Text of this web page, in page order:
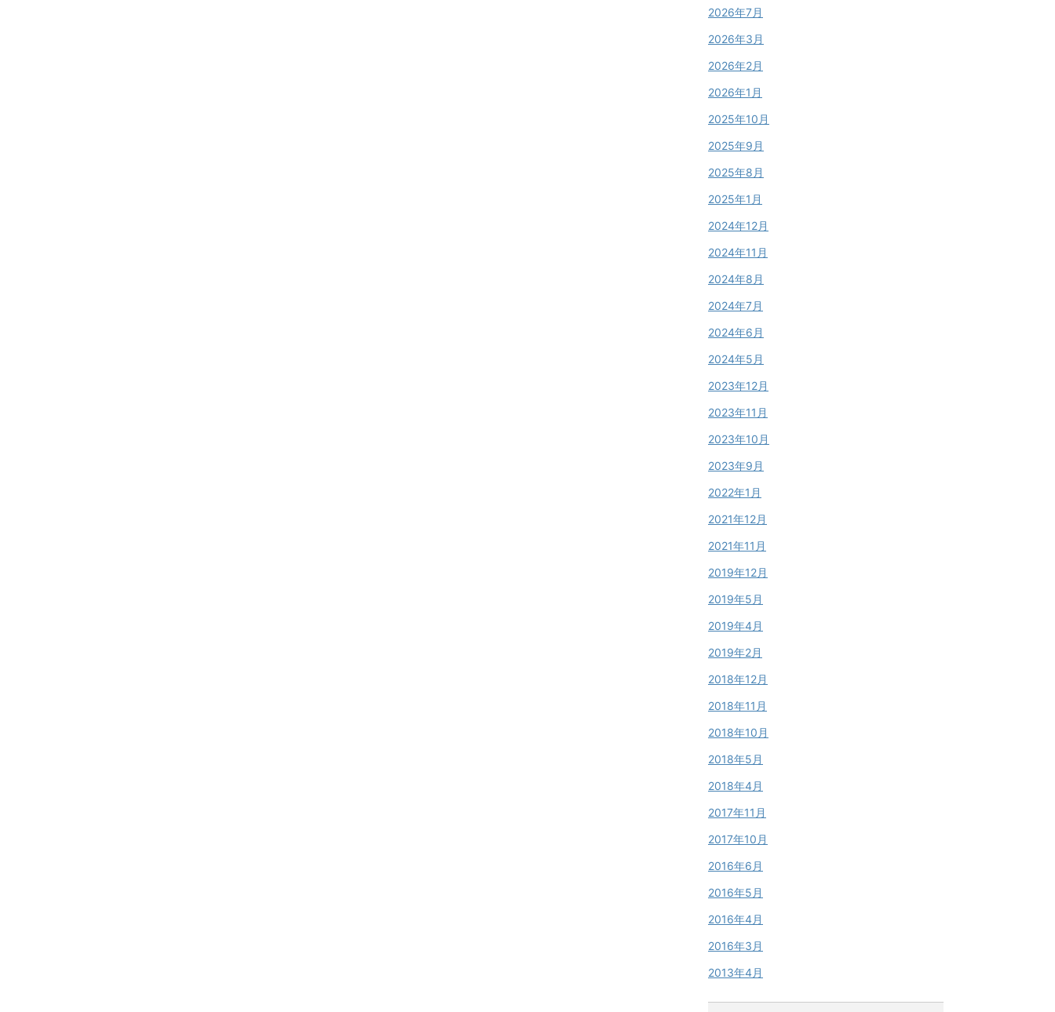
2026年7月
2026年3月
2026年2月
2026年1月
2025年10月
2025年9月
2025年8月
2025年1月
2024年12月
2024年11月
2024年8月
2024年7月
2024年6月
2024年5月
2023年12月
2023年11月
2023年10月
2023年9月
2022年1月
2021年12月
2021年11月
2019年12月
2019年5月
2019年4月
2019年2月
2018年12月
2018年11月
2018年10月
2018年5月
2018年4月
2017年11月
2017年10月
2016年6月
2016年5月
2016年4月
2016年3月
2013年4月